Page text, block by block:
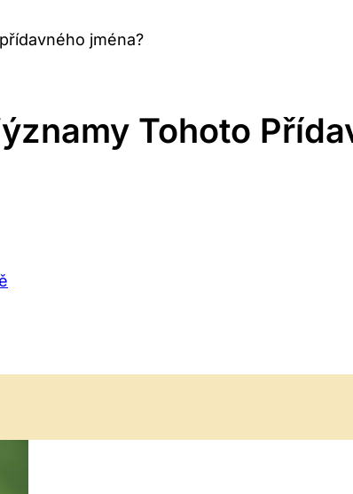
jména?
Tohoto